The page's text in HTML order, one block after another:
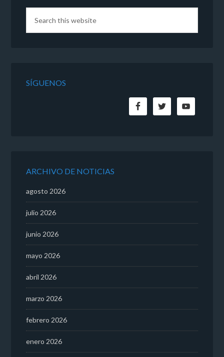
SÍGUENOS
ARCHIVO DE NOTICIAS
agosto 2026
julio 2026
junio 2026
mayo 2026
abril 2026
marzo 2026
febrero 2026
enero 2026